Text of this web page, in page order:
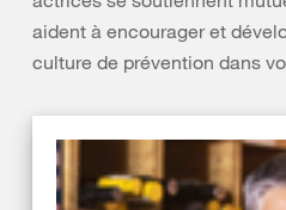
aident à encourager et
culture de prévention dans